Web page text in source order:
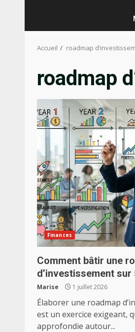
Accueil roadmap
roadmap
Finances
Comment bâtir une
d’investissement sur
Marise 1 juillet 2026
Élaborer une roadmap
est un exercice exigeant,
approfondie autour...